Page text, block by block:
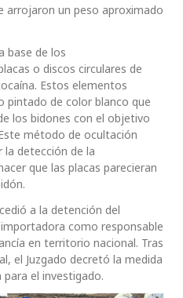
arrojaron un peso aproximado
base de los
o discos circulares de
Estos elementos
pintado de color blanco que
los bidones con el objetivo
método de ocultación
detección de la
que las placas parecieran
a la detención del
como responsable
en territorio nacional. Tras
el Juzgado decretó la medida
el investigado.